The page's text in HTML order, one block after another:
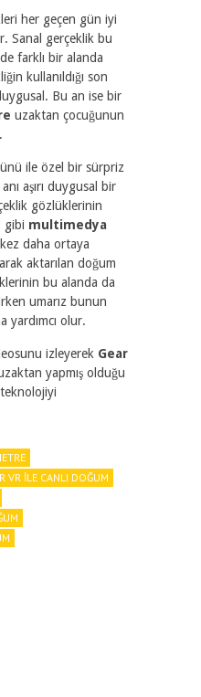
her geçen gün iyi
Sanal gerçeklik bu
farklı bir alanda
kullanıldığı son
Bu an ise bir
uzaktan çocuğunun
ile özel bir sürpriz
aşırı duygusal bir
gözlüklerinin
gibi multimedya
daha ortaya
aktarılan doğum
bu alanda da
umarız bunun
yardımcı olur.
izleyerek Gear
yapmış olduğu
teknolojiyi
VR ILE CANLI DOĞUM